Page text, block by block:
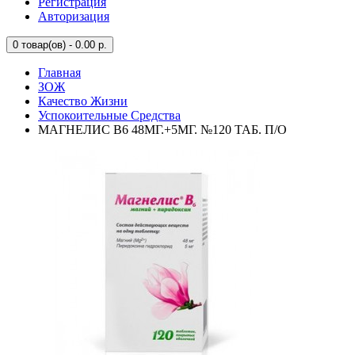
Авторизация
0 товар(ов) - 0.00 р.
Главная
ЗОЖ
Качество Жизни
Успокоительные Средства
МАГНЕЛИС В6 48МГ.+5МГ. №120 ТАБ. П/О